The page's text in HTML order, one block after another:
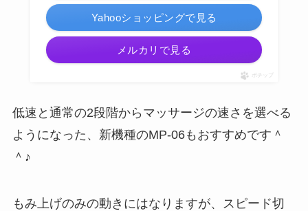
Yahooショッピングで見る
メルカリで見る
ポチップ
低速と通常の2段階からマッサージの速さを選べる
ようになった、新機種のMP-06もおすすめです＾
＾♪
もみ上げのみの動きにはなりますが、スピード切